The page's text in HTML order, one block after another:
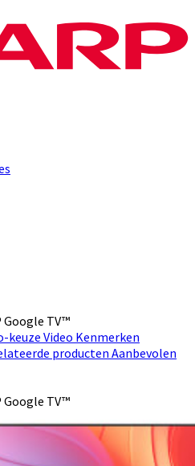
Google TV™
keuze Video Kenmerken
producten Aanbevolen
Google TV™